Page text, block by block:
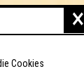
×
Cookies